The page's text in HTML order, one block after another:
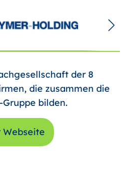
der 8
die zusammen die
Gruppe bilden.
Webseite